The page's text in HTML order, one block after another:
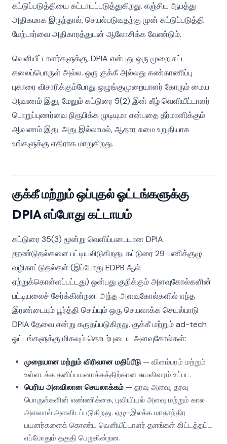
கட்டுப்படுத்தியை கட்டாயப்படுத்துகிறது. எஞ்சிய ஆபத்து
அதிகமாக இருந்தால், செயல்படுவதற்கு முன் கட்டுப்படுத்தி
மேற்பார்வை அதிகாரத்துடன் ஆலோசிக்க வேண்டும்.
வெளியீட்டாளர்களுக்கு, DPIA என்பது ஒரு முறை சட்ட
கலைப்பொருள் அல்ல. ஒரு குக்கீ அல்லது கண்காணிப்பு
புகாரை விசாரிக்கும்போது ஒழுங்குமுறையாளர் கோரும் மைய
ஆவணம் இது, மேலும் கட்டுரை 5(2) இன் கீழ் வெளியீட்டாளர்
பொறுப்புணர்வை நிரூபிக்க முடியுமா என்பதை தீர்மானிக்கும்
ஆவணம் இது. அது இல்லாமல், ஆதார சுமை உறுதியாக
உங்களுக்கு எதிராக மாறுகிறது.
குக்கீ மற்றும் ஒப்புதல் ஓட்டங்களுக்கு
DPIA எப்போது கட்டாயம்
கட்டுரை 35(3) மூன்று வெளிப்படையான DPIA
தூண்டுதல்களை பட்டியலிடுகிறது. கட்டுரை 29 பணிக்குழு
வழிகாட்டுதல்கள் (இப்போது EDPB ஆல்
ஏற்றுக்கொள்ளப்பட்டது) ஒன்பது குறிக்கும் அளவுகோல்களின்
பட்டியலைச் சேர்க்கின்றன. அந்த அளவுகோல்களில் எந்த
இரண்டையும் பூர்த்தி செய்யும் ஒரு செயலாக்க செயல்பாடு
DPIA தேவை என்று கருதப்படுகிறது. குக்கீ மற்றும் ad-tech
ஓட்டங்களுக்கு மிகவும் தொடர்புடைய அளவுகோல்கள்:
முறையான மற்றும் விரிவான மதிப்பீடு — விளம்பரம் மற்றும்
உள்ளடக்க தனிப்பயனாக்கத்திற்கான சுயவிவரம் உட்பட.
பெரிய அளவிலான செயலாக்கம் — தரவு அளவு, தரவு
பொருள்களின் எண்ணிக்கை, புவியியல் அளவு மற்றும் கால
அளவால் அளவிடப்படுகிறது. ஏழு-இலக்க மாதாந்திர
பயனர்களைக் கொண்ட வெளியீட்டாளர் தளங்கள் கிட்டத்தட்ட
எப்போதும் தகுதி பெறுகின்றன.